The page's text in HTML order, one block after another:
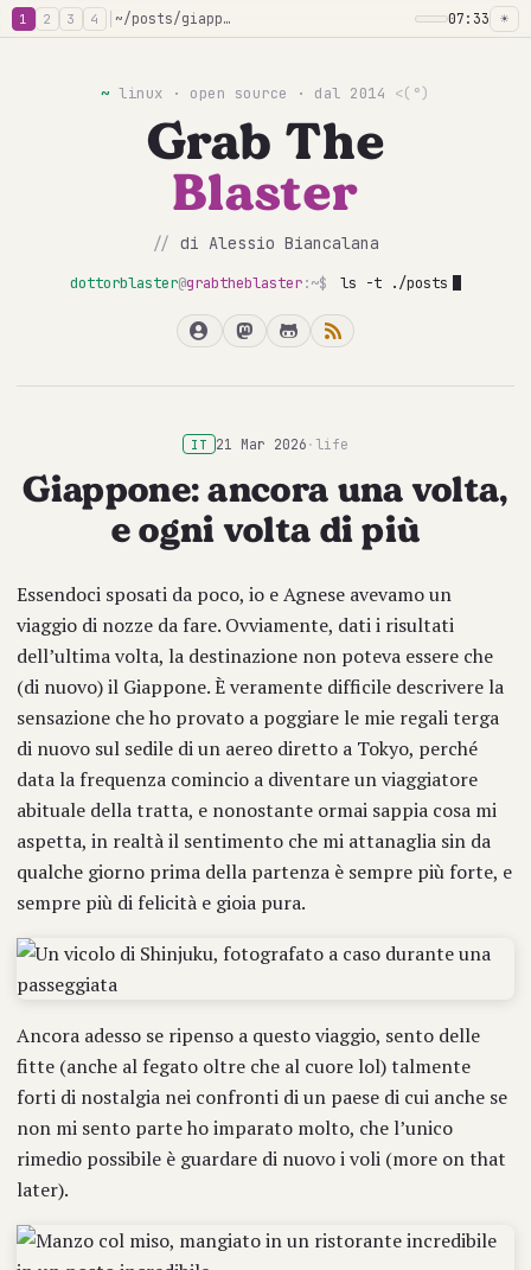
1 2 3 4 ~/posts/giappone-2026 07:33 ☀
~ linux · open source · dal 2014 <(°)
Grab The
Blaster
// di Alessio Biancalana
dottorblaster@grabtheblaster:~$ ls -t ./posts
IT 21 Mar 2026 · life
Giappone: ancora una volta,
e ogni volta di più
Essendoci sposati da poco, io e Agnese avevamo un
viaggio di nozze da fare. Ovviamente, dati i risultati
dell’ultima volta, la destinazione non poteva essere che
(di nuovo) il Giappone. È veramente difficile descrivere la
sensazione che ho provato a poggiare le mie regali terga
di nuovo sul sedile di un aereo diretto a Tokyo, perché
data la frequenza comincio a diventare un viaggiatore
abituale della tratta, e nonostante ormai sappia cosa mi
aspetta, in realtà il sentimento che mi attanaglia sin da
qualche giorno prima della partenza è sempre più forte, e
sempre più di felicità e gioia pura.
Ancora adesso se ripenso a questo viaggio, sento delle
fitte (anche al fegato oltre che al cuore lol) talmente
forti di nostalgia nei confronti di un paese di cui anche se
non mi sento parte ho imparato molto, che l’unico
rimedio possibile è guardare di nuovo i voli (more on that
later).